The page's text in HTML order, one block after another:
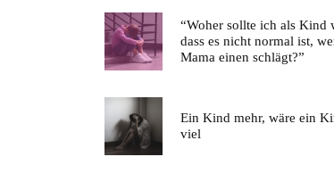
“Woher sollte ich als Kind
dass es nicht normal ist,
Mama einen schlägt?”
Ein Kind mehr, wäre ein
viel